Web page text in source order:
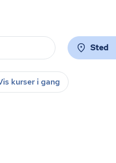
Sted
kurser i gang